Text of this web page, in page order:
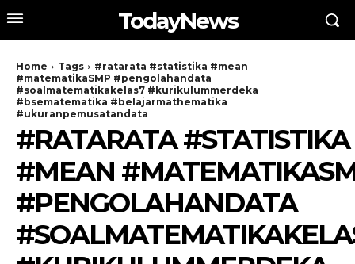
TodayNews
Home Tags
#ratarata #statistika #mean
#matematikaSMP #pengolahandata
#soalmatematikakelas7 #kurikulummerdeka
#bsematematika #belajarmathematika
#ukuranpemusatandata
#RATARATA #STATISTIKA
#MEAN
#PENGOLAHANDATA